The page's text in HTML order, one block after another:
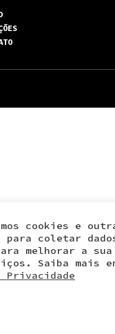
cookies e
para coletar
melhorar a
Saiba mais